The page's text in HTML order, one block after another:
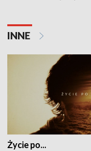
INNE
Życie po...